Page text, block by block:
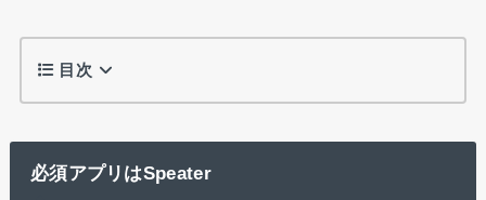
目次
必須アプリはSpeater